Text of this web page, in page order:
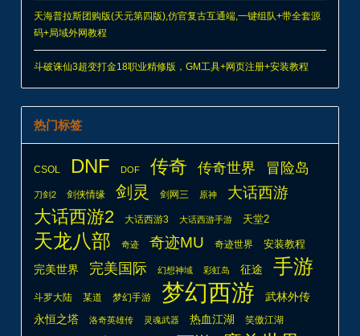
天海普拉斯团购版(天元第四版),仿官复古互通端,一键组队+带全套源
码+局域外网教程
斗破诛仙3超变打金18职业精修版，GM工具+网页注册+安装教程
热门标签
CSOL DNF DOF 传奇 传奇世界 冒险岛
刀剑2 剑侠情缘 剑灵 剑网三 原神 大话西游
大话西游2 大话西游3 大话西游手游 天堂2
天龙八部 奇迹 奇迹MU 奇迹世界 安装教程
完美世界 完美国际 幻想神域 彩虹岛 征途 手游
斗罗大陆 某道 梦幻手游 梦幻西游
武林外传
永恒之塔
洛奇英雄传 灵魂武器 热血江湖 笑傲江湖